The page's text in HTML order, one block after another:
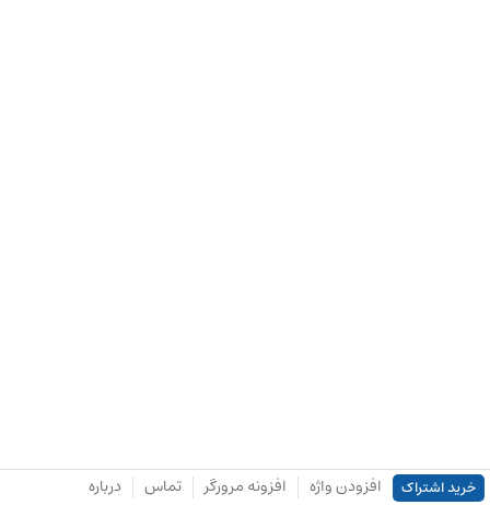
خرید اشتراک افزودن واژه افزونه مرورگر تماس درباره